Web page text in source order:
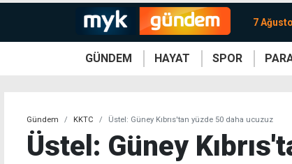
7
GÜNDEM HAYAT SPOR
Gündem KKTC Üstel: Güney Kıbrıs'tan yüzde 50 daha ucuzuz
Üstel: Güney